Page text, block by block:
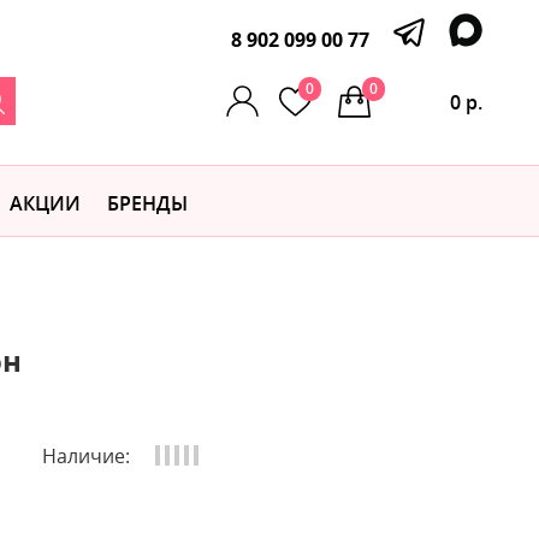
8 902 099 00 77
0
0 р.
0
АКЦИИ БРЕНДЫ
Наличие: